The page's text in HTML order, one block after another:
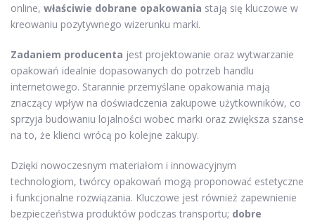
online, właściwie dobrane opakowania stają się kluczowe w
kreowaniu pozytywnego wizerunku marki.
Zadaniem producenta jest projektowanie oraz wytwarzanie
opakowań idealnie dopasowanych do potrzeb handlu
internetowego. Starannie przemyślane opakowania mają
znaczący wpływ na doświadczenia zakupowe użytkowników, co
sprzyja budowaniu lojalności wobec marki oraz zwiększa szanse
na to, że klienci wrócą po kolejne zakupy.
Dzięki nowoczesnym materiałom i innowacyjnym
technologiom, twórcy opakowań mogą proponować estetyczne
i funkcjonalne rozwiązania. Kluczowe jest również zapewnienie
bezpieczeństwa produktów podczas transportu; dobre